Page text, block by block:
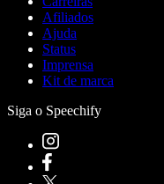
Afiliados
Ajuda
Status
Imprensa
Kit de marca
Siga o Speechify